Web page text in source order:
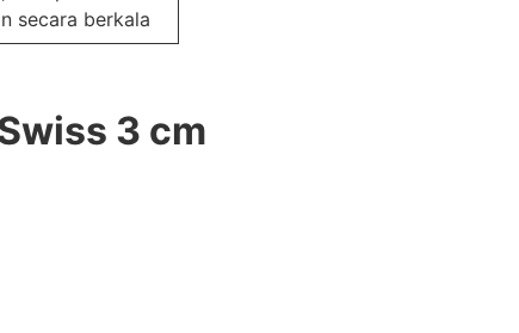
secara berkala
3 cm